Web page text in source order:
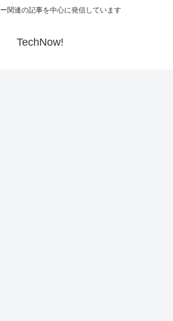
関連の記事を中心に発信しています
TechNow!